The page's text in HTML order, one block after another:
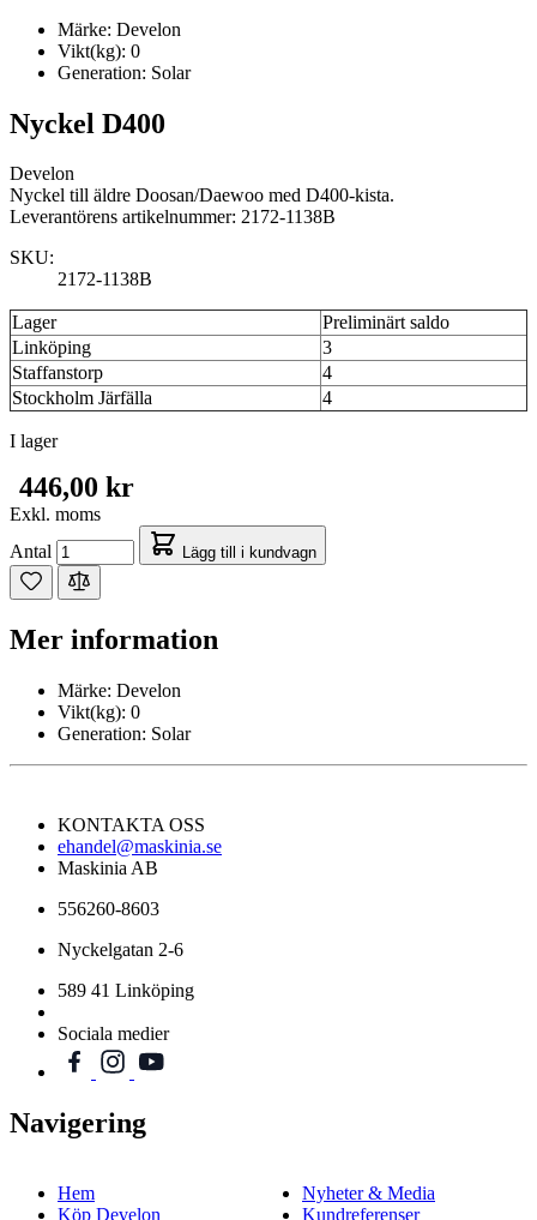
Märke: Develon
Vikt(kg): 0
Generation: Solar
Nyckel D400
Develon
Nyckel till äldre Doosan/Daewoo med D400-kista.
Leverantörens artikelnummer: 2172-1138B
SKU:
2172-1138B
Lager
Preliminärt saldo
Linköping
3
Staffanstorp
4
Stockholm Järfälla
4
I lager
446,00 kr
Exkl. moms
Antal
Lägg till i kundvagn
Mer information
Märke: Develon
Vikt(kg): 0
Generation: Solar
KONTAKTA OSS
ehandel@maskinia.se
Maskinia AB
556260-8603
Nyckelgatan 2-6
589 41 Linköping
Sociala medier
Navigering
Hem
Köp Develon
Nyheter & Media
Kundreferenser